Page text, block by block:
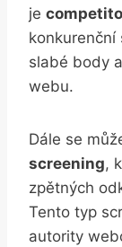
je⁤
slabé ⁢body
webu.
Dále ⁢se
⁢screening,
‍zpětných
⁤Tento⁢ typ‍
autority